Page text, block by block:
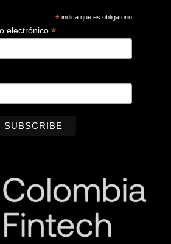
* indica que es obligatorio
electrónico *